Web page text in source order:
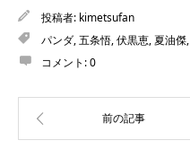
投稿者: kimetsufan
パンダ,五条悟,伏黒恵,夏油傑,
コメント:0